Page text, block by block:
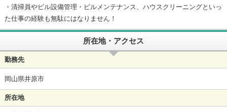
・清掃員やビル設備管理・ビルメンテナンス、ハウスクリーニングといっ
た仕事の経験も無駄にはなりません！
所在地・アクセス
勤務先
岡山県井原市
所在地